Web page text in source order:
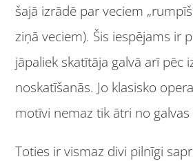
šajā izrādē par veciem
ziņā veciem). Šis iespējams ir
jāpaliek skatītāja galvā arī pēc
noskatīšanās. Jo klasisko
motīvi nemaz tik ātri no galvas
Toties ir vismaz divi pilnīgi